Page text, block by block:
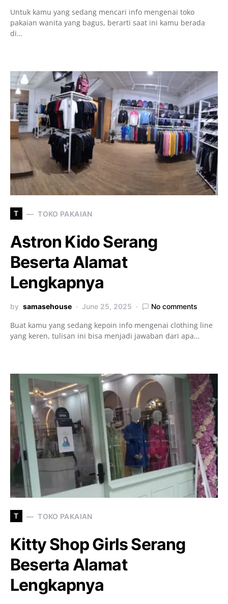
Untuk kamu yang sedang mencari info mengenai toko
pakaian wanita yang bagus, berarti saat ini kamu berada
di…
T TOKO PAKAIAN
Astron Kido Serang
Beserta Alamat
Lengkapnya
by samasehouse June 25, 2025 No comments
Buat kamu yang sedang kepoin info mengenai clothing line
yang keren, tulisan ini bisa menjadi jawaban dari apa…
T TOKO PAKAIAN
Kitty Shop Girls Serang
Beserta Alamat
Lengkapnya